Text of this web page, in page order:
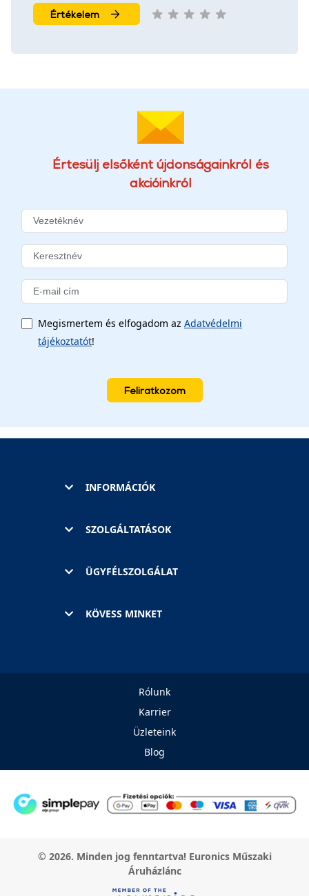
Értékelem
Értesülj elsőként újdonságainkról és
akcióinkról
Megismertem és elfogadom az Adatvédelmi
tájékoztatót!
Feliratkozom
INFORMÁCIÓK
SZOLGÁLTATÁSOK
ÜGYFÉLSZOLGÁLAT
KÖVESS MINKET
Rólunk
Karrier
Üzleteink
Blog
© 2026. Minden jog fenntartva! Euronics Műszaki
Áruházlánc